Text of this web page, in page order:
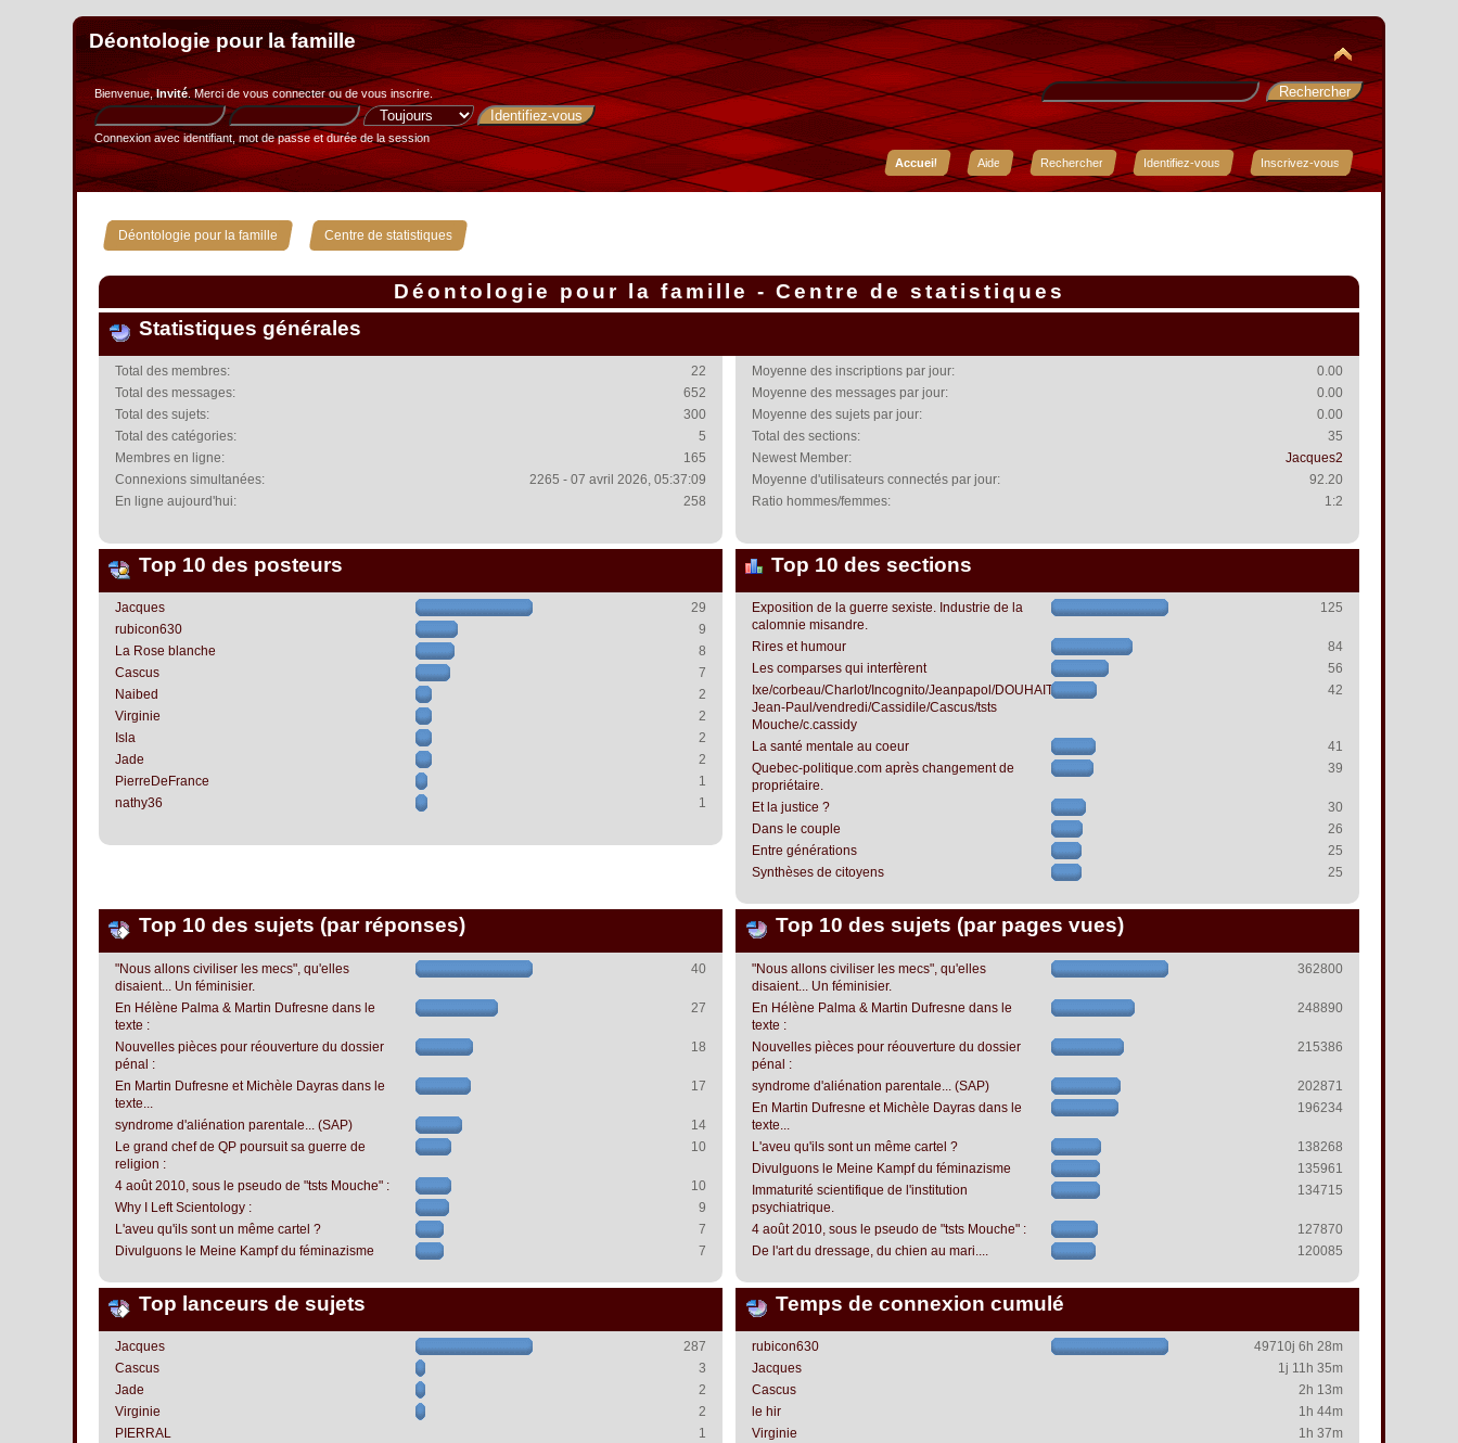
Déontologie pour la famille
Bienvenue,Invité. Merci devous connecterou devous inscrire.
Connexion avec identifiant, mot de passe et durée de la session
Accueil
Aide Rechercher Identifiez-vous Inscrivez-vous
Déontologie pour la famille » Centre de statistiques
Déontologie pour la famille - Centre de statistiques
Statistiques générales
Total des membres:
22
Total des messages:
652
Total des sujets:
300
Total des catégories:
5
Membres en ligne:
165
Connexions simultanées:
2265 - 07 avril 2026, 05:37:09
En ligne aujourd'hui:
258
Moyenne des inscriptions par jour:
0.00
Moyenne des messages par jour:
0.00
Moyenne des sujets par jour:
0.00
Total des sections:
35
Newest Member:
Jacques2
Moyenne d'utilisateurs connectés par jour:
92.20
Ratio hommes/femmes:
1:2
Top 10 des posteurs
Jacques
29
rubicon630
9
La Rose blanche
8
Cascus
7
Naibed
2
Virginie
2
Isla
2
Jade
2
PierreDeFrance
1
nathy36
1
Top 10 des sections
Exposition de la guerre sexiste. Industrie de la
calomnie misandre.
125
Rires et humour
84
Les comparses qui interfèrent
56
Ixe/corbeau/Charlot/Incognito/Jeanpapol/DOUHAIT
Jean-Paul/vendredi/Cassidile/Cascus/tsts
Mouche/c.cassidy
42
La santé mentale au coeur
41
Quebec-politique.com après changement de
propriétaire.
39
Et la justice ?
30
Dans le couple
26
Entre générations
25
Synthèses de citoyens
25
Top 10 des sujets (par réponses)
"Nous allons civiliser les mecs", qu'elles
disaient... Un féminisier.
40
En Hélène Palma & Martin Dufresne dans le
texte :
27
Nouvelles pièces pour réouverture du dossier
pénal :
18
En Martin Dufresne et Michèle Dayras dans le
texte...
17
syndrome d'aliénation parentale... (SAP)
14
Le grand chef de QP poursuit sa guerre de
religion :
10
4 août 2010, sous le pseudo de "tsts Mouche" :
10
Why I Left Scientology :
9
L'aveu qu'ils sont un même cartel ?
7
Divulguons le Meine Kampf du féminazisme
7
Top 10 des sujets (par pages vues)
"Nous allons civiliser les mecs", qu'elles
disaient... Un féminisier.
362800
En Hélène Palma & Martin Dufresne dans le
texte :
248890
Nouvelles pièces pour réouverture du dossier
pénal :
215386
syndrome d'aliénation parentale... (SAP)
202871
En Martin Dufresne et Michèle Dayras dans le
texte...
196234
L'aveu qu'ils sont un même cartel ?
138268
Divulguons le Meine Kampf du féminazisme
135961
Immaturité scientifique de l'institution
psychiatrique.
134715
4 août 2010, sous le pseudo de "tsts Mouche" :
127870
De l'art du dressage, du chien au mari....
120085
Top lanceurs de sujets
Jacques
287
Cascus
3
Jade
2
Virginie
2
PIERRAL
1
Temps de connexion cumulé
rubicon630
49710j 6h 28m
Jacques
1j 11h 35m
Cascus
2h 13m
le hir
1h 44m
Virginie
1h 37m